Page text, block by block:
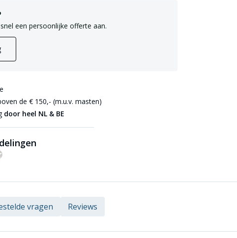
een persoonlijke offerte aan.
de € 150,- (m.u.v. masten)
door heel NL & BE
vragen Reviews